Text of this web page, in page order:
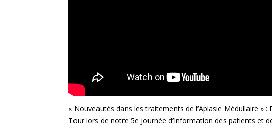
« Nouveautés dans les traitements de l’Aplasie Médullaire
Tour lors de notre 5e Journée d’Information des patients et